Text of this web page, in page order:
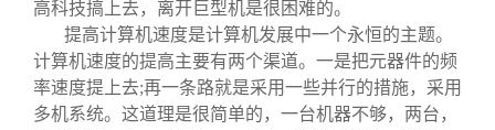
校友视界
校友服务
高科技搞上去，离开巨型机是很困难的。
提高计算机速度是计算机发展中一个永恒的主题。
计算机速度的提高主要有两个渠道。一是把元器件的频
率速度提上去;再一条路就是采用一些并行的措施，采用
多机系统。这道理是很简单的，一台机器不够，两台，